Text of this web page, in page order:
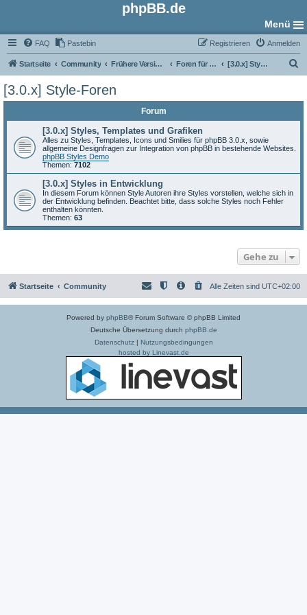
phpBB.de
Menü
FAQ Pastebin Anmelden
Registrieren
Startseite Community Frühere Versionen Foren für phpBB 3.0 [3.0.x] Style-Foren
[3.0.x] Style-Foren
Forum
[3.0.x] Styles, Templates und Grafiken
Alles zu Styles, Templates, Icons und Smilies für phpBB 3.0.x, sowie
allgemeine Designfragen zur Integration von phpBB in bestehende Websites.
phpBB Styles Demo
Themen: 7102
[3.0.x] Styles in Entwicklung
In diesem Forum können Style Autoren ihre Styles vorstellen, welche sich in
der Entwicklung befinden. Beachtet bitte, dass solche Styles noch Fehler
enthalten könnten.
Themen: 63
Gehe zu
Startseite Community Alle Zeiten sind UTC+02:00
Powered by phpBB® Forum Software © phpBB Limited
Deutsche Übersetzung durch phpBB.de
Datenschutz| Nutzungsbedingungen
hosted by Linevast.de